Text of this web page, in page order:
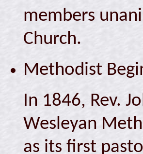
members
Church.
Methodist
In 1846, Rev.
Wesleyan
as its first